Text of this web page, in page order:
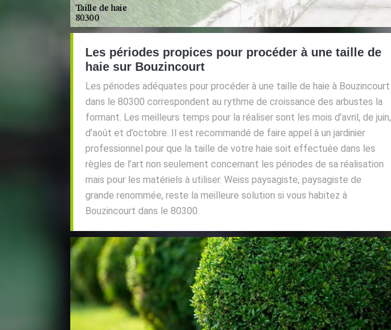
Les périodes propices pour procéder à une taille de
haie sur Bouzincourt
Les périodes adéquates pour procéder à une taille de haie à Bouzincourt
dans le 80300 correspondent au rythme de croissance des arbustes la
formant. Les meilleurs temps pour la réaliser sont les mois d’avril, de juin,
d’août et d’octobre. Il est recommandé de faire appel à un jardinier
professionnel pour que la taille de votre haie soit effectuée dans les
règles de l’art non seulement concernant les périodes de sa réalisation
mais pour les matériels à utiliser. Weiss paysagiste, paysagiste de
grande renommée, reste la meilleure solution si vous habitez à
Bouzincourt dans le 80300.